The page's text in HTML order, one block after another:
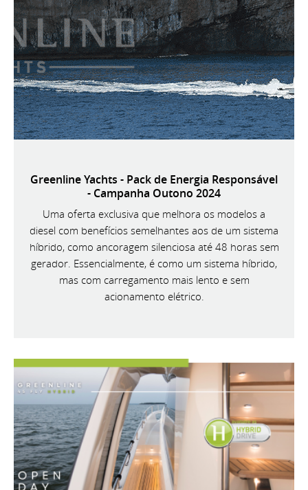
Greenline Yachts - Pack de Energia Responsável
- Campanha Outono 2024
Uma oferta exclusiva que melhora os modelos a
diesel com benefícios semelhantes aos de um sistema
híbrido, como ancoragem silenciosa até 48 horas sem
gerador. Essencialmente, é como um sistema híbrido,
mas com carregamento mais lento e sem
acionamento elétrico.